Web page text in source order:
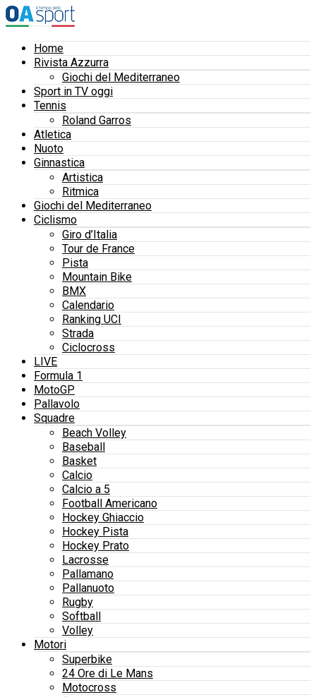
Home
Rivista Azzurra
Giochi del Mediterraneo
Sport in TV oggi
Tennis
Roland Garros
Atletica
Nuoto
Ginnastica
Artistica
Ritmica
Giochi del Mediterraneo
Ciclismo
Giro d’Italia
Tour de France
Pista
Mountain Bike
BMX
Calendario
Ranking UCI
Strada
Ciclocross
LIVE
Formula 1
MotoGP
Pallavolo
Squadre
Beach Volley
Baseball
Basket
Calcio
Calcio a 5
Football Americano
Hockey Ghiaccio
Hockey Pista
Hockey Prato
Lacrosse
Pallamano
Pallanuoto
Rugby
Softball
Volley
Motori
Superbike
24 Ore di Le Mans
Motocross